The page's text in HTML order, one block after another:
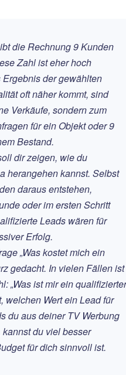
die Rechnung 9 Kunden
Zahl ist eher hoch
der gewählten
oft näher kommt, sind
Verkäufe, sondern zum
für ein Objekt oder 9
Bestand.
dir zeigen, wie du
herangehen kannst. Selbst
daraus entstehen,
oder im ersten Schritt
Leads wären für
Erfolg.
„Was kostet mich ein
gedacht. In vielen Fällen ist
„Was ist mir ein qualifizierter
welchen Wert ein Lead für
du aus deiner TV Werbung
du viel besser
für dich sinnvoll ist.